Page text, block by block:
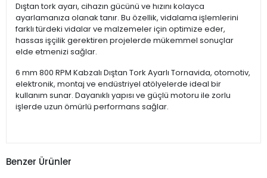
Dıştan tork ayarı, cihazın gücünü ve hızını kolayca
ayarlamanıza olanak tanır. Bu özellik, vidalama işlemlerini
farklı türdeki vidalar ve malzemeler için optimize eder,
hassas işçilik gerektiren projelerde mükemmel sonuçlar
elde etmenizi sağlar.
6 mm 800 RPM Kabzalı Dıştan Tork Ayarlı Tornavida, otomotiv,
elektronik, montaj ve endüstriyel atölyelerde ideal bir
kullanım sunar. Dayanıklı yapısı ve güçlü motoru ile zorlu
işlerde uzun ömürlü performans sağlar.
Benzer Ürünler